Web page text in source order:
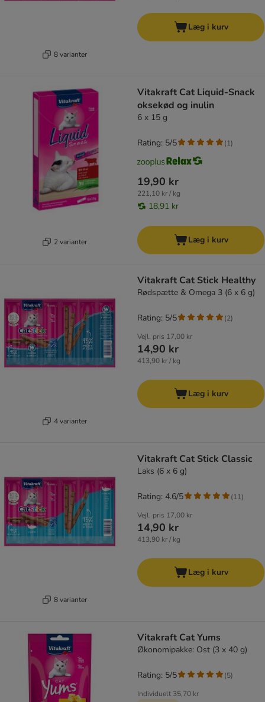
8 varianter
Læg i kurv
2 varianter
Vitakraft Cat Liquid-Snack
oksekød og inulin
6 x 15 g
19,90 kr
221,10 kr / kg
18,91 kr
Rating: 5/5 (1)
Læg i kurv
4 varianter
Vitakraft Cat Stick Healthy
Rødspætte & Omega 3 (6 x 6 g)
Vejl. pris 17,00 kr
14,90 kr
413,90 kr / kg
Rating: 5/5 (2)
Læg i kurv
8 varianter
Vitakraft Cat Stick Classic
Laks (6 x 6 g)
Vejl. pris 17,00 kr
14,90 kr
413,90 kr / kg
Rating: 4.6/5 (11)
Læg i kurv
Vitakraft Cat Yums
Økonomipakke: Ost (3 x 40 g)
Individuelt 35,70 kr
Rating: 5/5 (5)